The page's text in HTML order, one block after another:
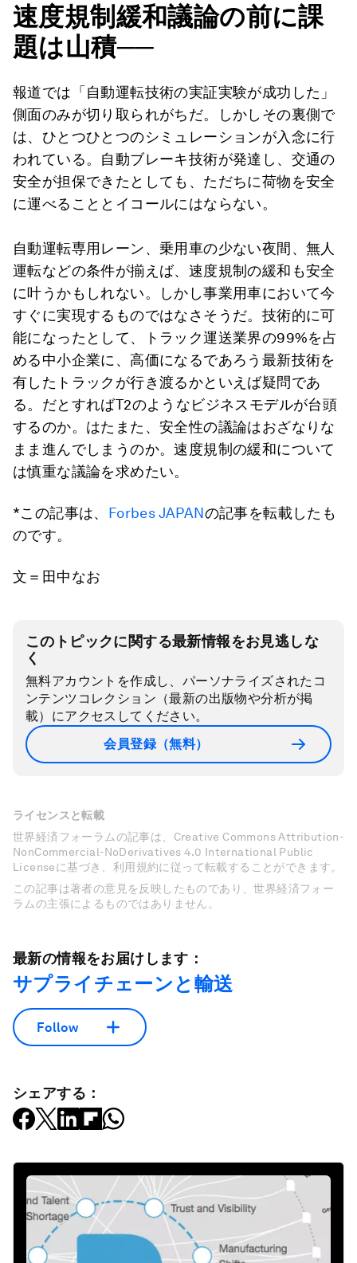
速度規制緩和議論の前に課
題は山積──
報道では「自動運転技術の実証実験が成功した」
側面のみが切り取られがちだ。しかしその裏側で
は、ひとつひとつのシミュレーションが入念に行
われている。自動ブレーキ技術が発達し、交通の
安全が担保できたとしても、ただちに荷物を安全
に運べることとイコールにはならない。
自動運転専用レーン、乗用車の少ない夜間、無人
運転などの条件が揃えば、速度規制の緩和も安全
に叶うかもしれない。しかし事業用車において今
すぐに実現するものではなさそうだ。技術的に可
能になったとして、トラック運送業界の99%を占
める中小企業に、高価になるであろう最新技術を
有したトラックが行き渡るかといえば疑問であ
る。だとすればT2のようなビジネスモデルが台頭
するのか。はたまた、安全性の議論はおざなりな
まま進んでしまうのか。速度規制の緩和について
は慎重な議論を求めたい。
*この記事は、 Forbes JAPANの記事を転載したも
のです。
文＝田中なお
このトピックに関する最新情報をお見逃しな
く
無料アカウントを作成し、パーソナライズされたコ
ンテンツコレクション（最新の出版物や分析が掲
載）にアクセスしてください。
会員登録（無料）
ライセンスと転載
世界経済フォーラムの記事は、Creative Commons Attribution-
NonCommercial-NoDerivatives 4.0 International Public
Licenseに基づき、利用規約に従って転載することができます。
この記事は著者の意見を反映したものであり、世界経済フォー
ラムの主張によるものではありません。
最新の情報をお届けします：
サプライチェーンと輸送
Follow
シェアする：